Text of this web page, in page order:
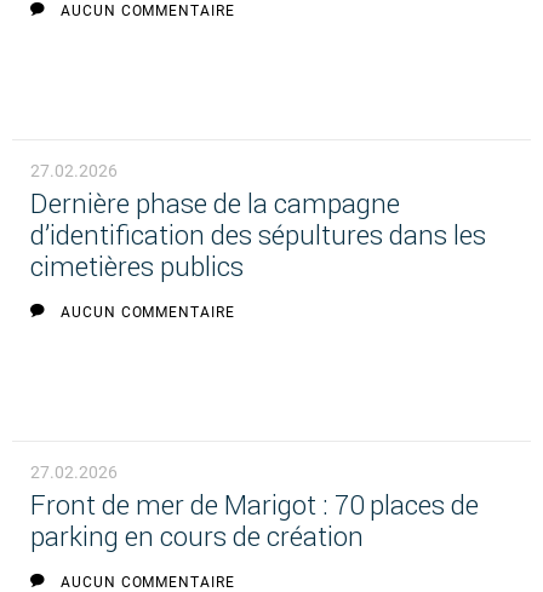
AUCUN COMMENTAIRE
27.02.2026
Dernière phase de la campagne
d’identification des sépultures dans les
cimetières publics
AUCUN COMMENTAIRE
27.02.2026
Front de mer de Marigot : 70 places de
parking en cours de création
AUCUN COMMENTAIRE